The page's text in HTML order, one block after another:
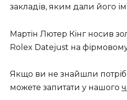
закладів, яким дали його
Мартін Лютер Кінг носив
Rolex Datejust на
Якщо ви не знайшли
можете запитати у нашого